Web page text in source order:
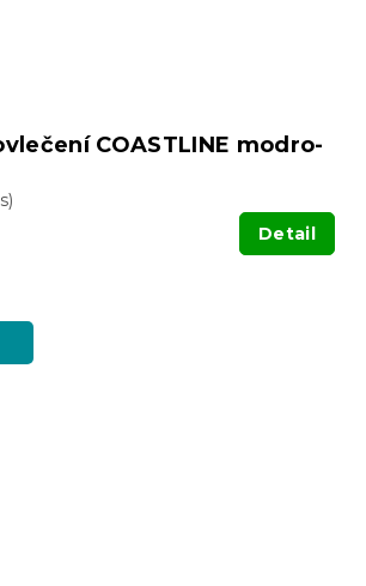
COASTLINE modro-
Detail